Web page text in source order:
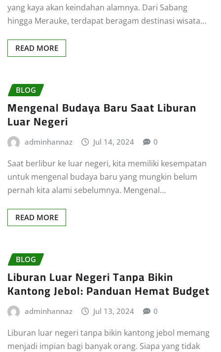
yang kaya akan keindahan alamnya. Dari Sabang
hingga Merauke, terdapat beragam destinasi wisata…
READ MORE
BLOG
Mengenal Budaya Baru Saat Liburan
Luar Negeri
adminhannaz Jul 14, 2024 0
Saat berlibur ke luar negeri, kita memiliki kesempatan
untuk mengenal budaya baru yang mungkin belum
pernah kita alami sebelumnya. Mengenal…
READ MORE
BLOG
Liburan Luar Negeri Tanpa Bikin
Kantong Jebol: Panduan Hemat Budget
adminhannaz Jul 13, 2024 0
Liburan luar negeri tanpa bikin kantong jebol memang
menjadi impian bagi banyak orang. Siapa yang tidak